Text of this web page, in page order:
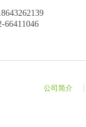
66411046
公司简介